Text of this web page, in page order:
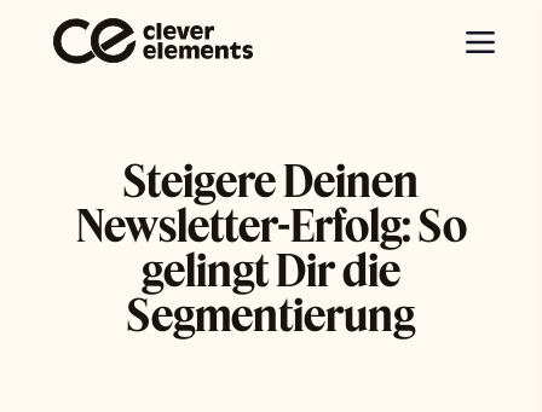
Steigere Deinen
Newsletter-Erfolg: So
gelingt Dir die
Segmentierung